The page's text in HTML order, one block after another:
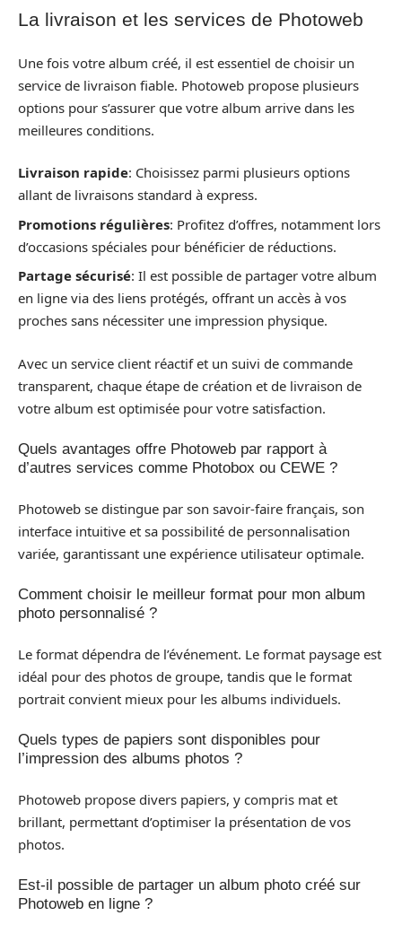
La livraison et les services de Photoweb
Une fois votre album créé, il est essentiel de choisir un
service de livraison fiable. Photoweb propose plusieurs
options pour s’assurer que votre album arrive dans les
meilleures conditions.
Livraison rapide: Choisissez parmi plusieurs options
allant de livraisons standard à express.
Promotions régulières: Profitez d’offres, notamment lors
d’occasions spéciales pour bénéficier de réductions.
Partage sécurisé: Il est possible de partager votre album
en ligne via des liens protégés, offrant un accès à vos
proches sans nécessiter une impression physique.
Avec un service client réactif et un suivi de commande
transparent, chaque étape de création et de livraison de
votre album est optimisée pour votre satisfaction.
Quels avantages offre Photoweb par rapport à
d’autres services comme Photobox ou CEWE ?
Photoweb se distingue par son savoir-faire français, son
interface intuitive et sa possibilité de personnalisation
variée, garantissant une expérience utilisateur optimale.
Comment choisir le meilleur format pour mon album
photo personnalisé ?
Le format dépendra de l’événement. Le format paysage est
idéal pour des photos de groupe, tandis que le format
portrait convient mieux pour les albums individuels.
Quels types de papiers sont disponibles pour
l’impression des albums photos ?
Photoweb propose divers papiers, y compris mat et
brillant, permettant d’optimiser la présentation de vos
photos.
Est-il possible de partager un album photo créé sur
Photoweb en ligne ?